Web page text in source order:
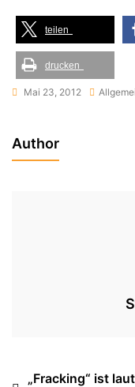
teilen
drucken
Mai 23, 2012
Author
„Fracking“ ist